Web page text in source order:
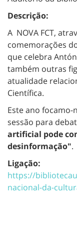
Descrição:
A NOVA FCT,
comemorações
que celebra
também outras
atualidade
Científica.
Este ano
sessão para
artificial pode
desinformação".
Ligação:
https://
nacional-da-